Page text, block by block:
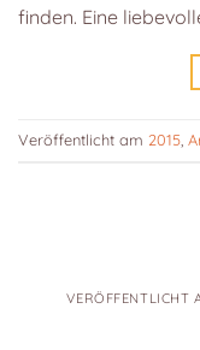
finden. Eine
Veröffentlicht am 2015,
VERÖFFENTLICHT